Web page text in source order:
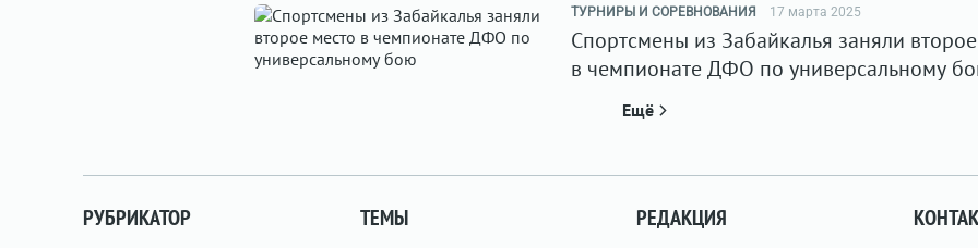
ТУРНИРЫ И СОРЕВНОВАНИЯ 17 марта 2025
Спортсмены из Забайкалья заняли
в чемпионате ДФО по универсальному
Ещё
РУБРИКАТОР ТЕМЫ РЕДАКЦИЯ